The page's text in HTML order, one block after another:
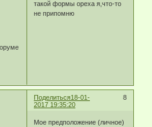
такой формы ореха я,что-то
не припомню
Поделиться 8
18-01-
2017 19:35:20
Мое предположение (личное)